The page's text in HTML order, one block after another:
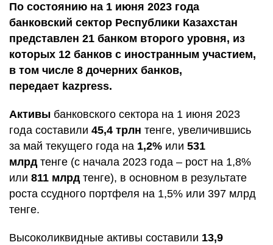
По состоянию на 1 июня 2023 года
банковский сектор Республики Казахстан
представлен 21 банком второго уровня, из
которых 12 банков с иностранным участием,
в том числе 8 дочерних банков,
передает kazpress.
Активы банковского сектора на 1 июня 2023
года составили 45,4 трлн тенге, увеличившись
за май текущего года на 1,2% или 531
млрдтенге (с начала 2023 года – рост на 1,8%
или 811 млрд тенге), в основном в результате
роста ссудного портфеля на 1,5% или 397 млрд
тенге.
Высоколиквидные активы составили 13,9